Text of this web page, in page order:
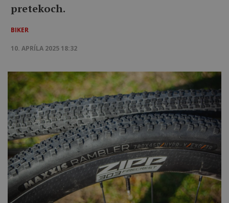
pretekoch.
BIKER
10. APRÍLA 2025 18:32